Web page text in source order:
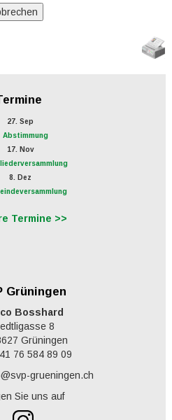
27. Sep
Abstimmung
17. Nov
8. Dez
Termine >>
Grüningen
Bosshard
8
Grüningen
76 584 89 09
grueningen.ch
Sie uns auf